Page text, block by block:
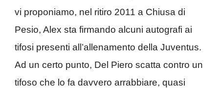
vi proponiamo, nel ritiro 2011 a Chiusa di
Pesio, Alex sta firmando alcuni autografi ai
tifosi presenti all’allenamento della Juventus.
Ad un certo punto, Del Piero scatta contro un
tifoso che lo fa davvero arrabbiare, quasi